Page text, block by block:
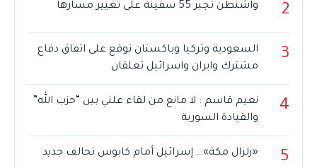
2 واشنطن تجبر 55 سفينة على تغيير مسارها
3
السعودية وتركيا وباكستان توقع على اتفاق دفاع
مشترك وايران واسرائيل تعلقان
4
نعيم قاسم : لا مانع من لقاء علني بين “حزب الله”
والقيادة السورية
5 «زلزال مكة»… إسرائيل أمام كابوس تحالف جديد